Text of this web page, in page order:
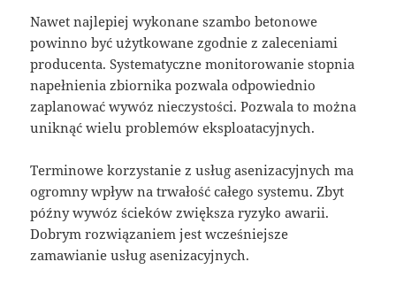
Nawet najlepiej wykonane szambo betonowe
powinno być użytkowane zgodnie z zaleceniami
producenta. Systematyczne monitorowanie stopnia
napełnienia zbiornika pozwala odpowiednio
zaplanować wywóz nieczystości. Pozwala to można
uniknąć wielu problemów eksploatacyjnych.
Terminowe korzystanie z usług asenizacyjnych ma
ogromny wpływ na trwałość całego systemu. Zbyt
późny wywóz ścieków zwiększa ryzyko awarii.
Dobrym rozwiązaniem jest wcześniejsze
zamawianie usług asenizacyjnych.